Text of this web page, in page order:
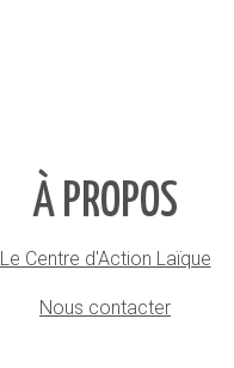
À PROPOS
Le Centre d'Action Laïque
Nous contacter